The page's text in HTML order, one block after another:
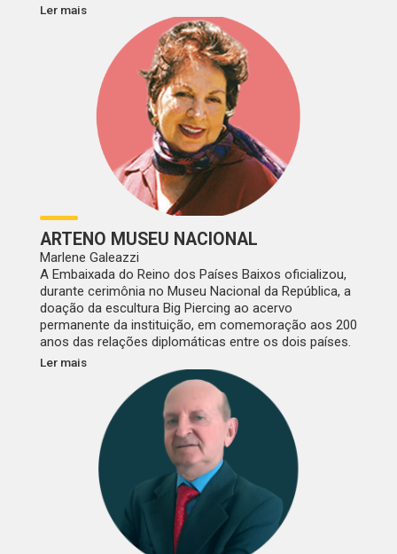
Ler mais
ARTENO MUSEU NACIONAL
Marlene Galeazzi
A Embaixada do Reino dos Países Baixos oficializou,
durante cerimônia no Museu Nacional da República, a
doação da escultura Big Piercing ao acervo
permanente da instituição, em comemoração aos 200
anos das relações diplomáticas entre os dois países.
Ler mais